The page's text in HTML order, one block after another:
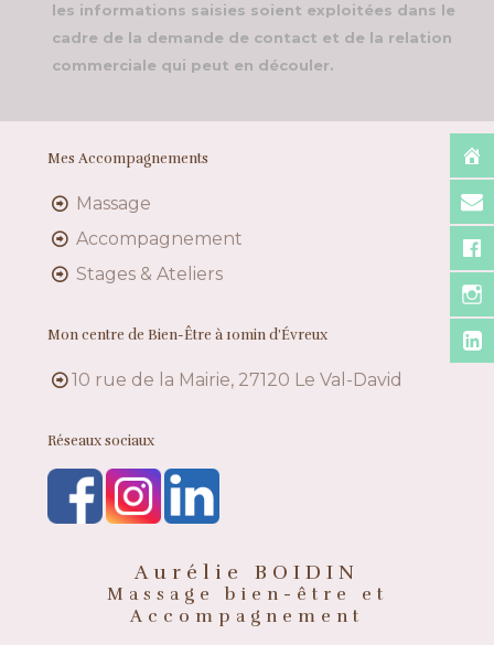
les informations saisies soient exploitées dans le
cadre de la demande de contact et de la relation
commerciale qui peut en découler.
Mes Accompagnements
Massage
Accompagnement
Stages & Ateliers
Mon centre de Bien-Être à 10min d’Évreux
10 rue de la Mairie, 27120 Le Val-David
Réseaux sociaux
Aurélie BOIDIN
Massage bien-être et
Accompagnement